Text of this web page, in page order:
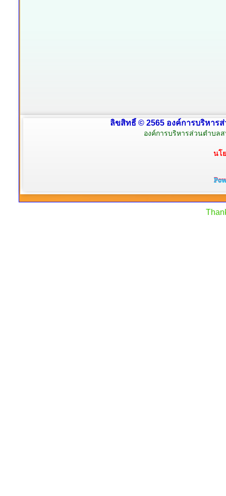
ลิขสิทธิ์ © 2565 องค์การบริหาร
องค์การบริหารส่วนตำบล
นโ